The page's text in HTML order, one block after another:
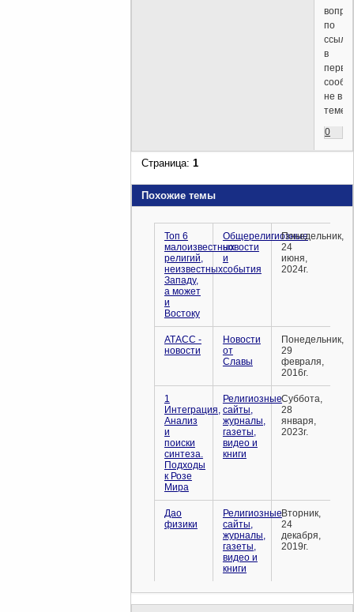
по
в
не в
теме!
0
Страница:1
Похожие темы
Топ 6
малоизвестных
религий,
неизвестных
Западу,
а может
и
Востоку
Общерелигиозные
новости
и
события
Понедельник,
24
июня,
2024г.
АТАСС -
новости
Новости
от
Славы
Понедельник,
29
февраля,
2016г.
1
Интеграция,
Анализ
и
поиски
синтеза.
Подходы
к Розе
Мира
Религиозные
сайты,
журналы,
газеты,
видео и
книги
Суббота,
28
января,
2023г.
Дао
физики
Религиозные
сайты,
журналы,
газеты,
видео и
книги
Вторник,
24
декабря,
2019г.